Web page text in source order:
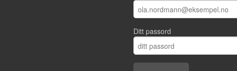
Ditt passord